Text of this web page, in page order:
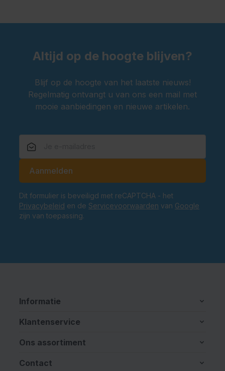
Altijd op de hoogte blijven?
Blijf op de hoogte van het laatste nieuws!
Regelmatig ontvangt u van ons een mail met
mooie aanbiedingen en nieuwe artikelen.
Aanmelden
Dit formulier is beveiligd met reCAPTCHA - het
Privacybeleid en de Servicevoorwaarden van Google
zijn van toepassing.
Informatie
Klantenservice
Ons assortiment
Contact